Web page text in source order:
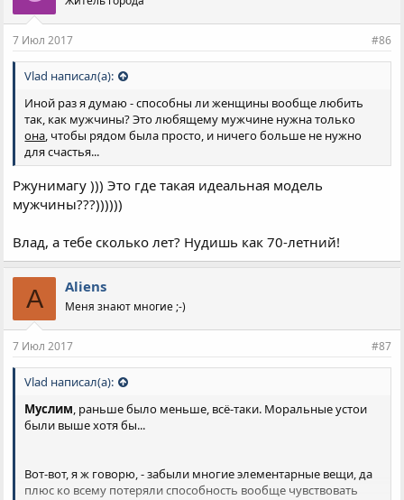
7 Июл 2017 #86
Vlad написал(а):
Иной раз я думаю - способны ли женщины вообще любить
так, как мужчины? Это любящему мужчине нужна только
она, чтобы рядом была просто, и ничего больше не нужно
для счастья...
Ржунимагу ))) Это где такая идеальная модель
мужчины???))))))
Влад, а тебе сколько лет? Нудишь как 70-летний!
A Aliens
Меня знают многие ;-)
7 Июл 2017 #87
Vlad написал(а):
Муслим, раньше было меньше, всё-таки. Моральные устои
были выше хотя бы...
Вот-вот, я ж говорю, - забыли многие элементарные вещи, да
плюс ко всему потеряли способность вообще чувствовать